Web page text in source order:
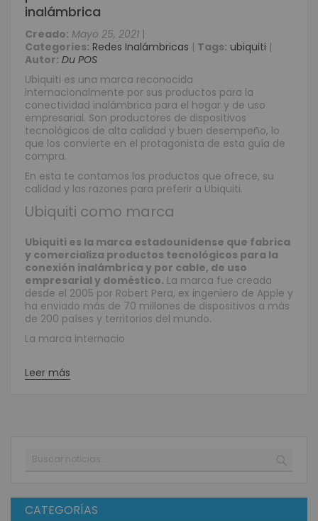
inalámbrica
Creado: Mayo 25, 2021 |
Categories: Redes Inalámbricas | Tags: ubiquiti |
Autor: Du POS
Ubiquiti es una marca reconocida
internacionalmente por sus productos para la
conectividad inalámbrica para el hogar y de uso
empresarial. Son productores de dispositivos
tecnológicos de alta calidad y buen desempeño, lo
que los convierte en el protagonista de esta guía de
compra.
En esta te contamos los productos que ofrece, su
calidad y las razones para preferir a Ubiquiti.
Ubiquiti como marca
Ubiquiti es la marca estadounidense que fabrica
y comercializa productos tecnológicos para la
conexión inalámbrica y por cable, de uso
empresarial y doméstico. La marca fue creada
desde el 2005 por Robert Pera, ex ingeniero de Apple y
ha enviado más de 70 millones de dispositivos a más
de 200 países y territorios del mundo.
La marca internacio
Leer más
Buscar
CATEGORÍAS